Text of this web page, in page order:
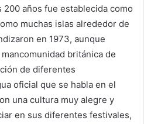
años fue establecida como
muchas islas alrededor de
en 1973, aunque
británica de
de diferentes
oficial que se habla en el
una cultura muy alegre y
en sus diferentes festivales,